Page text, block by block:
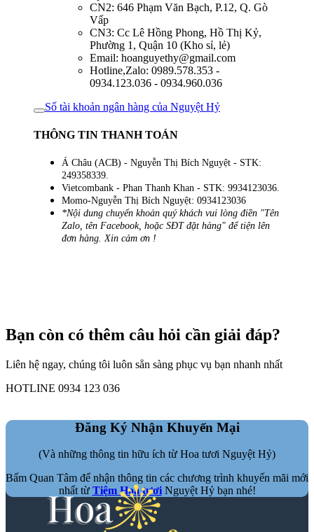
CN2: 646 Phạm Văn Bạch, P.12, Q. Gò
Vấp
CN3: Cc Lê Hồng Phong, Hồ Thị Kỷ,
Phường 1, Quận 10 (Kho sỉ, lẻ)
Email: hoanguyethy@gmail.com
Hotline,Zalo: 0989.578.353 -
0934.123.036 - 0934.960.036
Số tài khoản ngân hàng của Nguyệt Hỷ
THÔNG TIN THANH TOÁN
Á Châu (ACB) - Nguyễn Thị Bích Nguyệt - STK:
249358339.
Vietcombank - Phan Thanh Khan - STK: 9934123036.
Momo-Nguyễn Thị Bích Nguyệt: 0934123036
*Nội dung chuyển khoản quý khách vui lòng điền "Tên
Zalo, tên Facebook, hoặc SĐT đặt hàng" để tiện lên
đơn hàng. Xin cảm ơn !
Bạn còn có thêm câu hỏi cần giải đáp?
Liên hệ ngay, chúng tôi luôn sẳn sàng phục vụ bạn nhanh nhất
HOTLINE 0934 123 036
Đăng Ký Nhận Khuyến Mại
(Và những thông tin hữu ích từ Hoa tươi Nguyệt Hỷ)
Bấm Quan Tâm để nhận thông tin các chương trình khuyến mãi mới
nhất từ Tiệm Hoa tươiNguyệt Hỷ bạn nhé!